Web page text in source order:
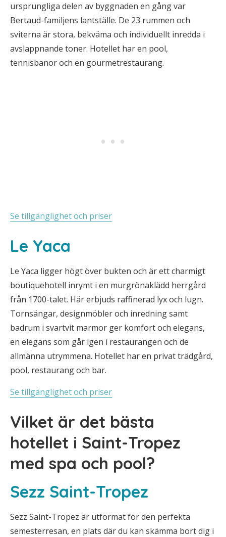
ursprungliga delen av byggnaden en gång var
Bertaud-familjens lantställe. De 23 rummen och
sviterna är stora, bekväma och individuellt inredda i
avslappnande toner. Hotellet har en pool,
tennisbanor och en gourmetrestaurang.
Se tillgänglighet och priser
Le Yaca
Le Yaca ligger högt över bukten och är ett charmigt
boutiquehotell inrymt i en murgrönaklädd herrgård
från 1700-talet. Här erbjuds raffinerad lyx och lugn.
Tornsängar, designmöbler och inredning samt
badrum i svartvit marmor ger komfort och elegans,
en elegans som går igen i restaurangen och de
allmänna utrymmena. Hotellet har en privat trädgård,
pool, restaurang och bar.
Se tillgänglighet och priser
Vilket är det bästa
hotellet i Saint-Tropez
med spa och pool?
Sezz Saint-Tropez
Sezz Saint-Tropez är utformat för den perfekta
semesterresan, en plats där du kan skämma bort dig i